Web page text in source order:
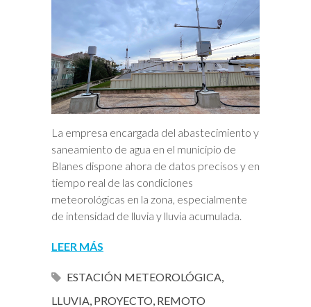
La empresa encargada del abastecimiento y
saneamiento de agua en el municipio de
Blanes dispone ahora de datos precisos y en
tiempo real de las condiciones
meteorológicas en la zona, especialmente
de intensidad de lluvia y lluvia acumulada.
LEER MÁS
ESTACIÓN METEOROLÓGICA
LLUVIA PROYECTO REMOTO